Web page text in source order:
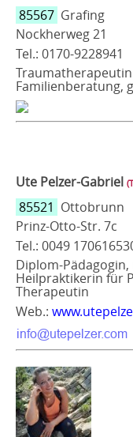
85567 Grafing
Nockherweg 21
Tel.: 0170-9228941
Familienberatung,
Ute Pelzer-Gabriel
85521 Ottobrunn
Prinz-Otto-Str. 7c
Tel.: 0049
Diplom-
Heilpraktikerin für
Therapeutin
Web.: